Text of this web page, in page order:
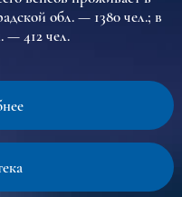
обл. — 1380 чел.; в
— 412 чел.